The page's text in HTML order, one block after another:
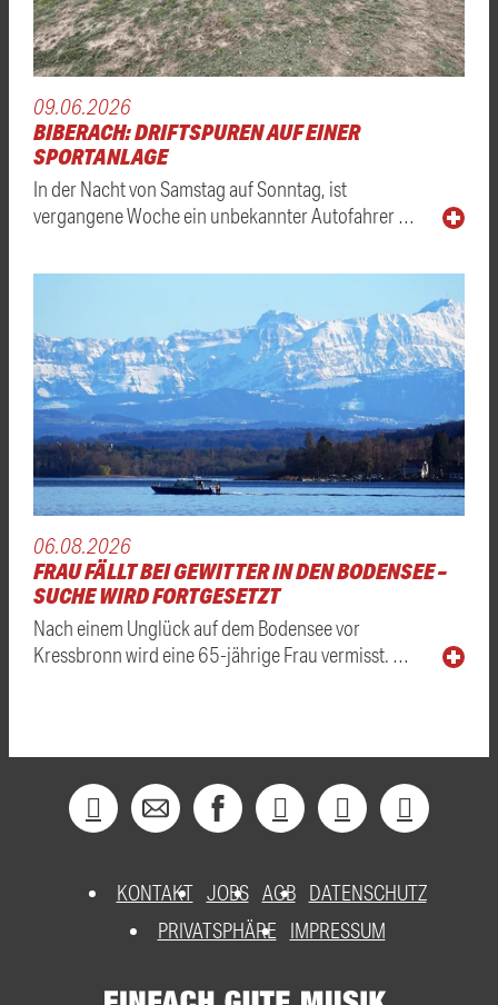
09.06.2026
BIBERACH: DRIFTSPUREN AUF EINER
SPORTANLAGE
In der Nacht von Samstag auf Sonntag, ist
vergangene Woche ein unbekannter Autofahrer …
06.08.2026
FRAU FÄLLT BEI GEWITTER IN DEN BODENSEE –
SUCHE WIRD FORTGESETZT
Nach einem Unglück auf dem Bodensee vor
Kressbronn wird eine 65-jährige Frau vermisst. …
KONTAKT JOBS AGB DATENSCHUTZ
PRIVATSPHÄRE
IMPRESSUM